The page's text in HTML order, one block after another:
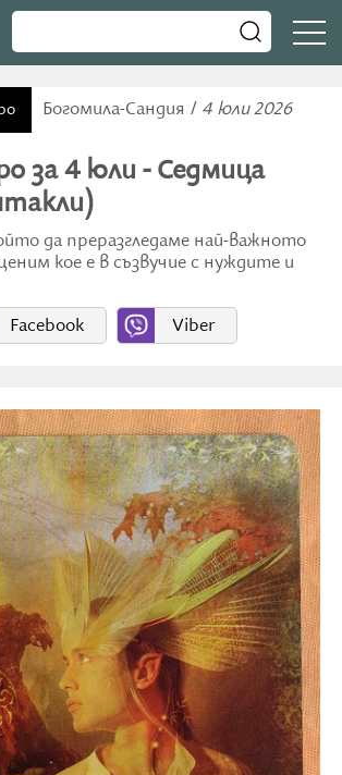
Богомила-Сандия / 4 юли 2026
за 4 юли - Седмица
да преразгледаме най-важното
кое е в съзвучие с нуждите и
Facebook Viber